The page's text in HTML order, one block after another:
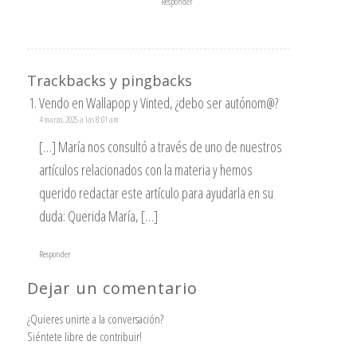
Trackbacks y pingbacks
Vendo en Wallapop y Vinted, ¿debo ser autónom@?
4 marzo, 2025 a las 8:01 am
[…] María nos consultó a través de uno de nuestros
artículos relacionados con la materia y hemos
querido redactar este artículo para ayudarla en su
duda: Querida María, […]
Responder
Dejar un comentario
¿Quieres unirte a la conversación?
Siéntete libre de contribuir!